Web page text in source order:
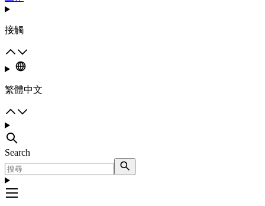
接觸
繁體中文
Search